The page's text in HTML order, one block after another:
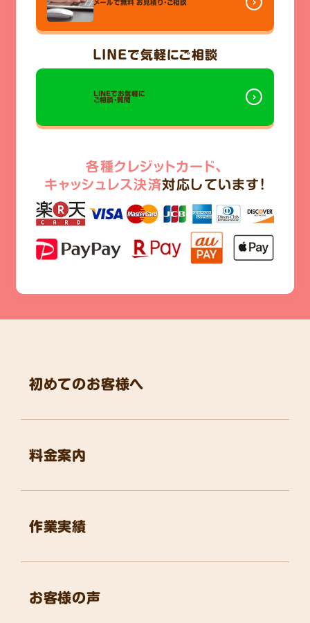
メールで無料 お見積り・ご相談
LINEで気軽にご相談
LINEでお気軽に
ご相談・質問
各種クレジットカード、
キャッシュレス決済対応しています!
初めてのお客様へ
料金案内
作業実績
お客様の声